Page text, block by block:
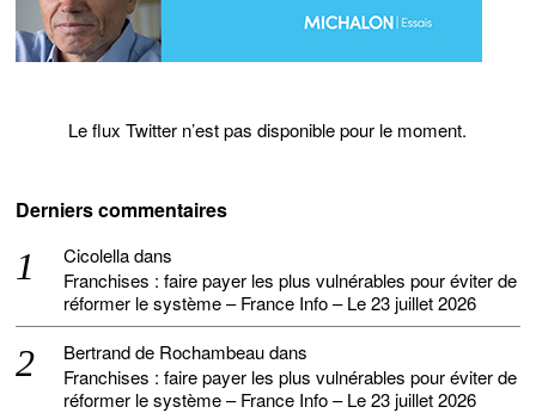
Le flux Twitter n’est pas disponible pour le moment.
Derniers commentaires
Cicolelladans
Franchises : faire payer les plus vulnérables pour éviter de
réformer le système – France Info – Le 23 juillet 2026
Bertrand de Rochambeaudans
Franchises : faire payer les plus vulnérables pour éviter de
réformer le système – France Info – Le 23 juillet 2026